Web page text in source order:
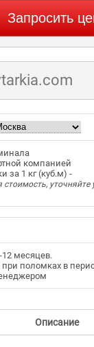
Запросить
компанией
за 1 кг (куб.м) -
стоимость, уточняйте
12 месяцев.
поломках в
Описание